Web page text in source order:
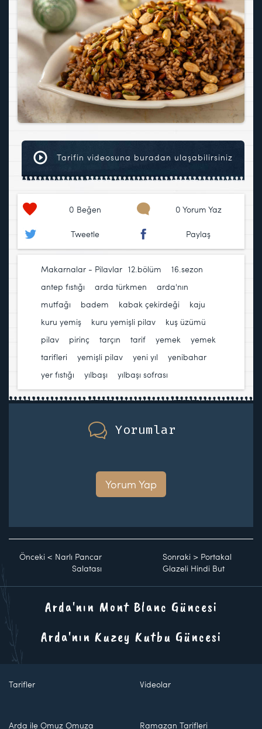
Tarifin videosuna buradan ulaşabilirsiniz
0 Beğen 0 Yorum Yaz
Tweetle Paylaş
Makarnalar - Pilavlar 12.bölüm 16.sezon
antep fıstığı
arda türkmen
arda'nın
mutfağı
badem kabak çekirdeği kaju
kuru yemiş
kuru yemişli pilav kuş üzümü
pilav
pirinç tarçın tarif yemek
yemek
tarifleri
yemişli pilav yeni yıl yenibahar
yer fıstığı
yılbaşı yılbaşı sofrası
Yorumlar
Yorum Yap
Önceki < Narlı Pancar
Salatası
Sonraki > Portakal
Glazeli Hindi But
Arda'nın Mont Blanc Güncesi
Arda'nın Kuzey Kutbu Güncesi
Tarifler Videolar
Arda ile Omuz Omuza Ramazan Tarifleri